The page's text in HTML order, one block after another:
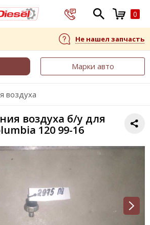
0
Не нашел запчасть
Марки авто
воздуха
воздуха б/у для
120 99-16